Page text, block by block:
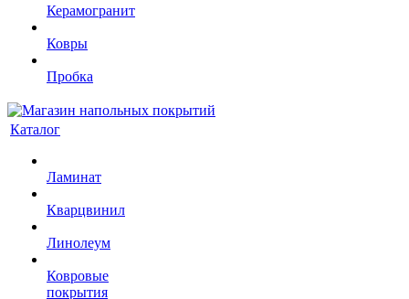
Керамогранит
Ковры
Пробка
Каталог
Ламинат
Кварцвинил
Линолеум
Ковровые
покрытия